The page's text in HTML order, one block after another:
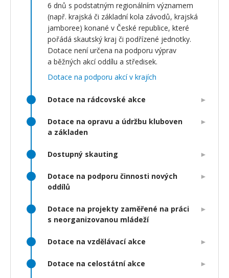
6 dnů s podstatným regionálním významem
(např. krajská či základní kola závodů, krajská
jamboree) konané v České republice, které
pořádá skautský kraj či podřízené jednotky.
Dotace není určena na podporu výprav
a běžných akcí oddílu a středisek.
Dotace na podporu akcí v krajích
Dotace na rádcovské akce
Dotace na opravu a údržbu kluboven
a základen
Dostupný skauting
Dotace na podporu činnosti nových
oddílů
Dotace na projekty zaměřené na práci
s neorganizovanou mládeží
Dotace na vzdělávací akce
Dotace na celostátní akce